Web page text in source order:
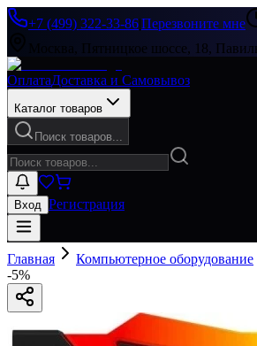
+7 (499) 322-33-86|Перезвоните мне
Москва, Пятницкое шоссе, 18,
ОплатаДоставка и Самовывоз
Каталог товаров
Поиск товаров...
Вход Регистрация
Главная Компьютерное оборудование
-5%